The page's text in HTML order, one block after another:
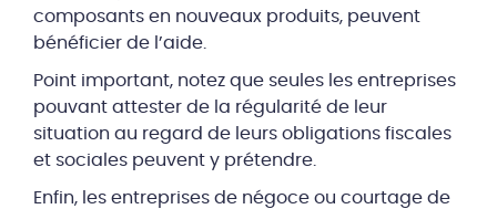
composants en nouveaux produits, peuvent
bénéficier de l’aide.
Point important, notez que seules les entreprises
pouvant attester de la régularité de leur
situation au regard de leurs obligations fiscales
et sociales peuvent y prétendre.
Enfin, les entreprises de négoce ou courtage de